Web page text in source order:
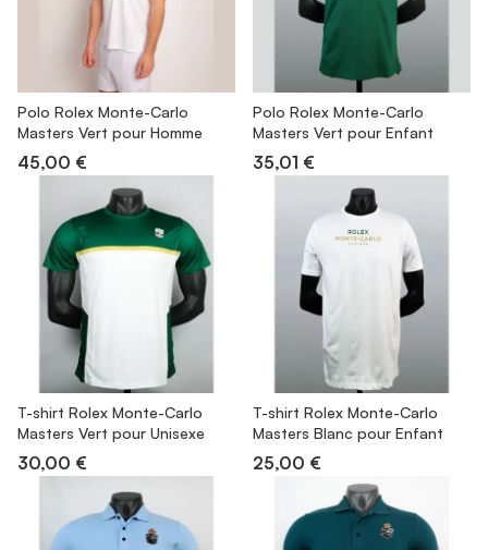
Polo Rolex Monte-Carlo
Masters Vert pour Homme
45,00 €
Polo Rolex Monte-Carlo
Masters Vert pour Enfant
35,01 €
T-shirt Rolex Monte-Carlo
Masters Vert pour Unisexe
30,00 €
T-shirt Rolex Monte-Carlo
Masters Blanc pour Enfant
25,00 €